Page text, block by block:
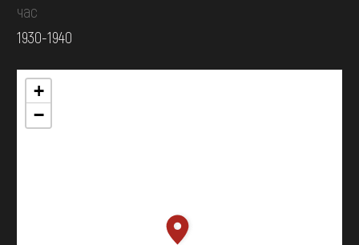
час
1930-1940
+
−